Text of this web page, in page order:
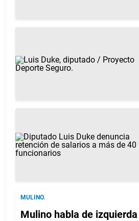
MULINO.
Mulino habla de